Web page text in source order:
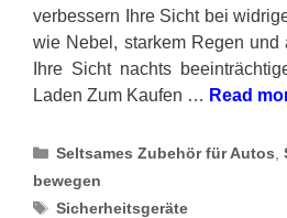
verbessern Ihre Sicht bei
wie Nebel, starkem Regen und
Ihre Sicht nachts
Laden Zum Kaufen … Read
Categories
Seltsames Zubehör für Autos ,
bewegen
Tags
Sicherheitsgeräte